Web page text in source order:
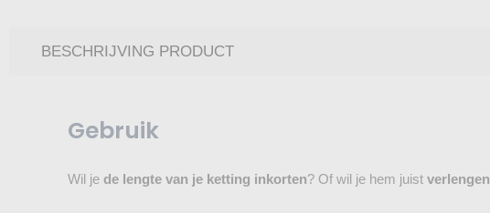
BESCHRIJVING PRODUCT
Gebruik
Wil je de lengte van je ketting inkorten? Of wil je hem juist verlengen